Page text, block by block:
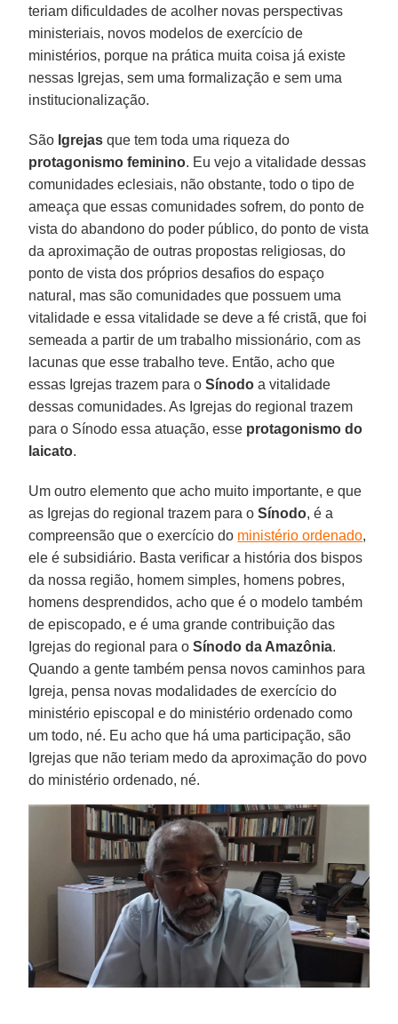
teriam dificuldades de acolher novas perspectivas
ministeriais, novos modelos de exercício de
ministérios, porque na prática muita coisa já existe
nessas Igrejas, sem uma formalização e sem uma
institucionalização.
São Igrejas que tem toda uma riqueza do
protagonismo feminino. Eu vejo a vitalidade dessas
comunidades eclesiais, não obstante, todo o tipo de
ameaça que essas comunidades sofrem, do ponto de
vista do abandono do poder público, do ponto de vista
da aproximação de outras propostas religiosas, do
ponto de vista dos próprios desafios do espaço
natural, mas são comunidades que possuem uma
vitalidade e essa vitalidade se deve a fé cristã, que foi
semeada a partir de um trabalho missionário, com as
lacunas que esse trabalho teve. Então, acho que
essas Igrejas trazem para oSínodo a vitalidade
dessas comunidades. As Igrejas do regional trazem
para o Sínodo essa atuação, esse protagonismo do
laicato.
Um outro elemento que acho muito importante, e que
as Igrejas do regional trazem para oSínodo, é a
compreensão que o exercício do ministério ordenado,
ele é subsidiário. Basta verificar a história dos bispos
da nossa região, homem simples, homens pobres,
homens desprendidos, acho que é o modelo também
de episcopado, e é uma grande contribuição das
Igrejas do regional para o Sínodo da Amazônia.
Quando a gente também pensa novos caminhos para
Igreja, pensa novas modalidades de exercício do
ministério episcopal e do ministério ordenado como
um todo, né. Eu acho que há uma participação, são
Igrejas que não teriam medo da aproximação do povo
do ministério ordenado, né.